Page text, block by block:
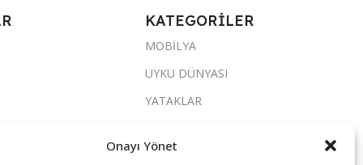
Onayı Yönet
KATEGORİLER
MOBİLYA
UYKU DÜNYASI
YATAKLAR
SALON & OTURMA ODASI